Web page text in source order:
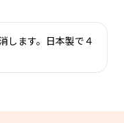
します。日本製で４